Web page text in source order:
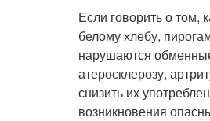
Если говорить о том,
белому хлебу,
нарушаются
атеросклерозу,
снизить их
возникновения